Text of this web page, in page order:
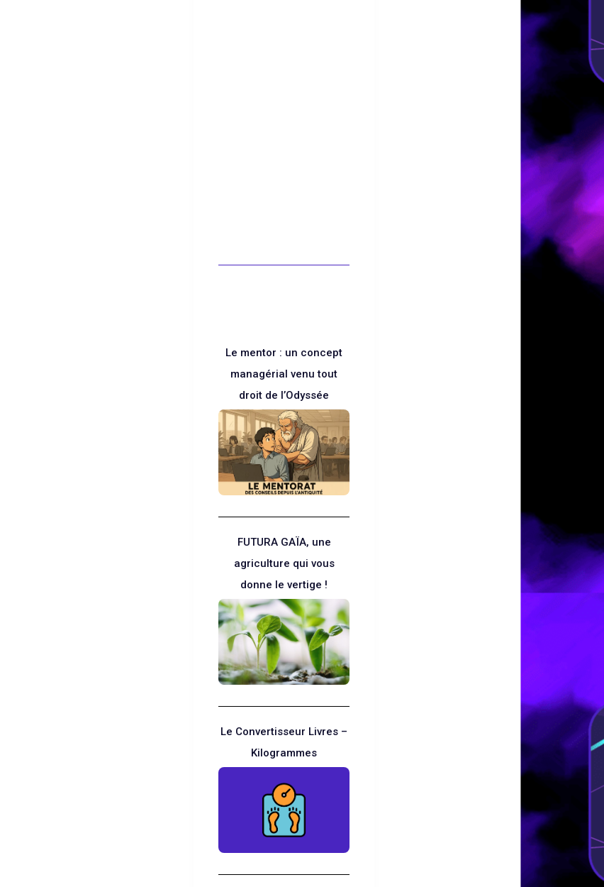
Le mentor : un concept
managérial venu tout
droit de l’Odyssée
FUTURA GAÏA, une
agriculture qui vous
donne le vertige !
Le Convertisseur Livres –
Kilogrammes